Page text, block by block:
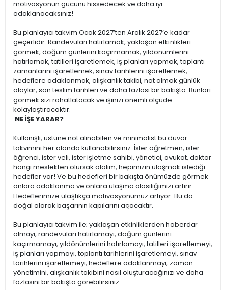
motivasyonun gücünü hissedecek ve daha iyi
odaklanacaksınız!
Bu planlayıcı takvim Ocak 2027’ten Aralık 2027’e kadar
geçerlidir. Randevuları hatırlamak, yaklaşan etkinlikleri
görmek, doğum günlerini kaçırmamak, yıldönümlerini
hatırlamak, tatilleri işaretlemek, iş planları yapmak, toplantı
zamanlarını işaretlemek, sınav tarihlerini işaretlemek,
hedeflere odaklanmak, alışkanlık takibi, not almak günlük
olaylar, son teslim tarihleri ve daha fazlası bir bakışta. Bunları
görmek sizi rahatlatacak ve işinizi önemli ölçüde
kolaylaştıracaktır.
NE İŞE YARAR?
Kullanışlı, üstüne not alınabilen ve minimalist bu duvar
takvimini her alanda kullanabilirsiniz. İster öğretmen, ister
öğrenci, ister veli, ister işletme sahibi, yönetici, avukat, doktor
hangi meslekten olursak olalım, hepimizin ulaşmak istediği
hedefler var! Ve bu hedefleri bir bakışta önümüzde görmek
onlara odaklanma ve onlara ulaşma olasılığımızı artırır.
Hedeflerimize ulaştıkça motivasyonumuz artıyor. Bu da
doğal olarak başarının kapılarını açacaktır.
Bu planlayıcı takvim ile; yaklaşan etkinliklerden haberdar
olmayı, randevuları hatırlamayı, doğum günlerini
kaçırmamayı, yıldönümlerini hatırlamayı, tatilleri işaretlemeyi,
iş planları yapmayı, toplantı tarihlerini işaretlemeyi, sınav
tarihlerini işaretlemeyi, hedeflere odaklanmayı, zaman
yönetimini, alışkanlık takibini nasıl oluşturacağınızı ve daha
fazlasını bir bakışta görebilirsiniz.